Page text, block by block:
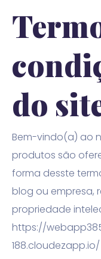
do
Bem-vindo(a) ao
produtos são
forma desste
blog ou empresa,
propriedade
https://